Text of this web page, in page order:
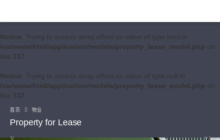
Notice: Trying to access array offset on value of type bool in
/var/www/html/application/models/property_lease_model.php on
line 137
Notice: Trying to access array offset on value of type null in
/var/www/html/application/models/property_lease_model.php on
line 137
首页 物业
Property for Lease